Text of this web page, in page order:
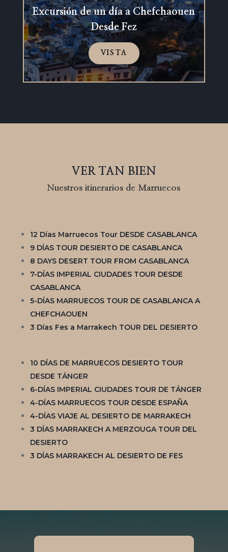
Excursión de un día a Chefchaouen
Desde Fez
VISTA
VER TAN BIEN
Nuestros itinerarios de Marruecos
12 Días Marruecos Tour DESDE CASABLANCA
9 DÍAS TOUR DESIERTO DE CASABLANCA
8 DAYS DESERT TOUR FROM CASABLANCA
7-DÍAS IMPERIAL CIUDADES TOUR DESDE
CASABLANCA
5-DÍAS MARRUECOS TOUR DE CASABLANCA A
CHEFCHAOUEN
3 Días Fes a Marrakech TOUR DEL DESIERTO
10 DÍAS DE MARRUECOS DESIERTO TOUR
DESDE TÁNGER
6-DÍAS IMPERIAL CIUDADES TOUR DE TÁNGER
4-DÍAS MARRUECOS TOUR DESDE ESPAÑA
4-DÍAS VIAJE AL DESIERTO DE MARRAKECH
3 DÍAS MARRAKECH A MERZOUGA TOUR DEL
DESIERTO
3 DÍAS MARRAKECH AL DESIERTO DE FES